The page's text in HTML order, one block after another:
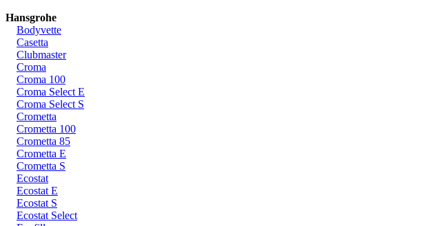
Hansgrohe
Bodyvette
Casetta
Clubmaster
Croma
Croma 100
Croma Select E
Croma Select S
Crometta
Crometta 100
Crometta 85
Crometta E
Crometta S
Ecostat
Ecostat E
Ecostat S
Ecostat Select